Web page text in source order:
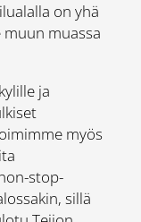
on yhä
muassa
ja
myös
stop-
sillä